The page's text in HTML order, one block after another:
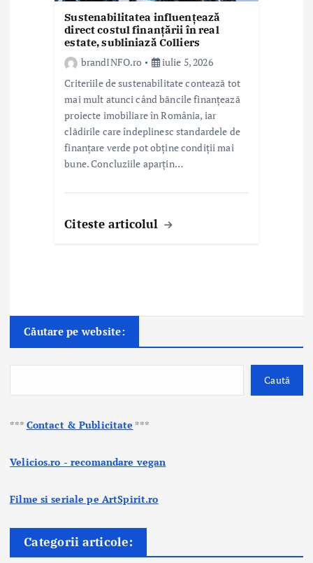
Sustenabilitatea influențează
direct costul finanțării în real
estate, subliniază Colliers
brandINFO.ro
iulie 5, 2026
Criteriile de sustenabilitate contează tot
mai mult atunci când băncile finanțează
proiecte imobiliare în România, iar
clădirile care îndeplinesc standardele de
finanțare verde pot obține condiții mai
bune. Concluziile aparțin…
Citeste articolul
Căutare pe website:
Caută
*** Contact & Publicitate ***
Velicios.ro - recomandare vegan
Filme si seriale pe ArtSpirit.ro
Categorii articole: